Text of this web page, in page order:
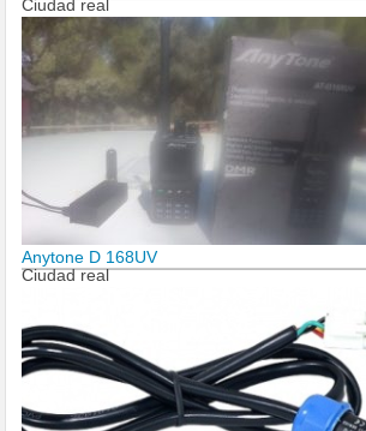
Ciudad real
Anytone D 168UV
Ciudad real